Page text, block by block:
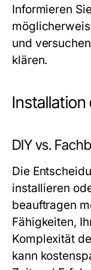
Informieren
und
klären.
DIY vs.
Die
installieren
beauftragen
Fähigkeiten,
Komplexität
kann